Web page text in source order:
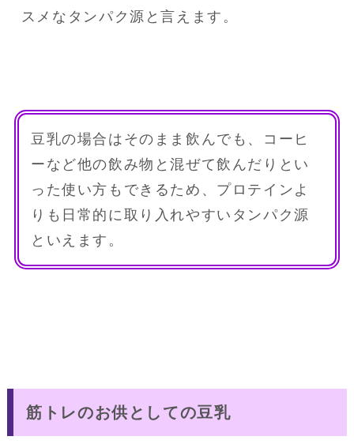
スメなタンパク源と言えます。
豆乳の場合はそのまま飲んでも、コーヒ
ーなど他の飲み物と混ぜて飲んだりとい
った使い方もできるため、プロテインよ
りも日常的に取り入れやすいタンパク源
といえます。
筋トレのお供としての豆乳